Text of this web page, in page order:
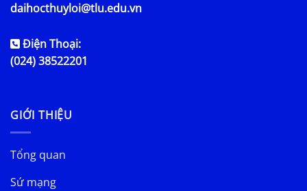
daihocthuyloi@tlu.edu.vn
Điện Thoại:
(024) 38522201
GIỚI THIỆU
Tổng quan
Sứ mạng